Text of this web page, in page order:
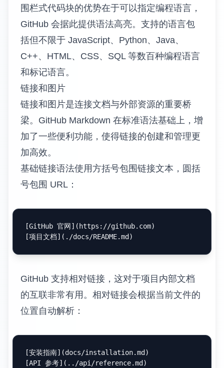
围栏式代码块的优势在于可以指定编程语言，
GitHub 会据此提供语法高亮。支持的语言包
括但不限于 JavaScript、Python、Java、
C++、HTML、CSS、SQL 等数百种编程语言
和标记语言。
链接和图片
链接和图片是连接文档与外部资源的重要桥
梁。GitHub Markdown 在标准语法基础上，增
加了一些便利功能，使得链接的创建和管理更
加高效。
基础链接语法使用方括号包围链接文本，圆括
号包围 URL：
[GitHub 官网 ]( https://github.com)
[项目文档]( ./docs/README.md
GitHub 支持相对链接，这对于项目内部文档
的互联非常有用。相对链接会根据当前文件的
位置自动解析：
[安装指南](docs/installation.md )
[API 参考]( ../api/reference.md